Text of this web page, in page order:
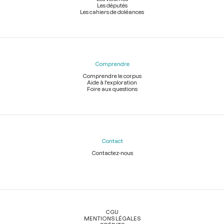
Les députés
Les cahiers de doléances
Comprendre
Comprendre le corpus
Aide à l'exploration
Foire aux questions
Contact
Contactez-nous
Légal
CGU
MENTIONS LÉGALES